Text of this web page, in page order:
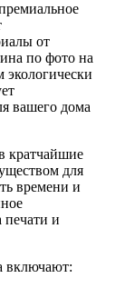
от
по фото на
экологически
вашего дома
кратчайшие
для
времени и
печати и
включают: